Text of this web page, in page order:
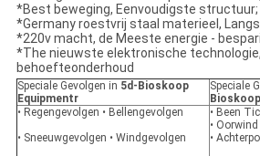
*Best beweging, Eenvoudigste structuur;
*Germany roestvrij staal materieel,
*220v macht, de Meeste energie -
*The nieuwste elektronische
behoefteonderhoud
Speciale Gevolgen in 5d-Bioskoop
Equipmentr
Speciale
• Regengevolgen • Bellengevolgen
• Sneeuwgevolgen • Windgevolgen
• Been
•
•